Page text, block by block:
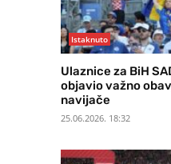
Istaknuto
Ulaznice za BiH
objavio važno
navijače
25.06.2026. 18:32